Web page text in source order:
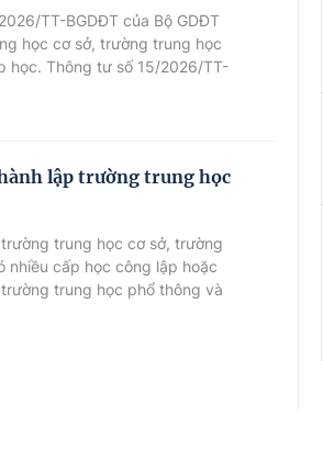
TT-BGDĐT của Bộ GDĐT
học cơ sở, trường trung học
học. Thông tư số 15/2026/TT-
lập trường trung học
trung học cơ sở, trường
cấp học công lập hoặc
trung học phổ thông và
quy định tại Nghị định